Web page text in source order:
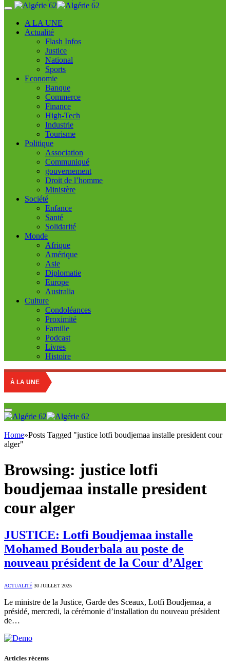
A LA UNE
Actualité
Flash Infos
Justice
National
Sports
Economie
Banque
Commerce
Finance
High-Tech
Industrie
Tourisme
Politique
Association
Communiqué
gouvernement
Droit de l’homme
Ministère
Société
Enfance
Santé
Solidarité
Monde
Afrique
Amérique
Asie
Diplomatie
Europe
Australia
Culture
Condoléances
Proximité
Famille
Podcast
Livres
Histoire
À LA UNE
Home»Posts Tagged "justice lotfi boudjemaa installe president cour
alger"
Browsing: justice lotfi
boudjemaa installe president
cour alger
JUSTICE: Lotfi Boudjemaa installe
Mohamed Bouderbala au poste de
nouveau président de la Cour d’Alger
ACTUALITÉ 30 JUILLET 2025
Le ministre de la Justice, Garde des Sceaux, Lotfi Boudjemaa, a
présidé, mercredi, la cérémonie d’installation du nouveau président
de…
Articles récents